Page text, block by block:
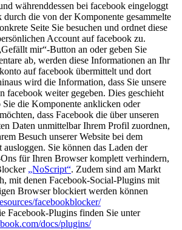
währenddessen bei facebook eingeloggt
durch die von der Komponente gesammelte
Seite Sie besuchen und ordnet diese
Account auf facebook zu.
mir“-Button an oder geben Sie
ab, werden diese Informationen an Ihr
auf facebook übermittelt und dort
wird die Information, dass Sie unsere
facebook weiter gegeben. Dies geschieht
die Komponente anklicken oder
dass Facebook die über unseren
Daten unmittelbar Ihrem Profil zuordnen,
Besuch unserer Website bei dem
ausloggen. Sie können das Laden der
für Ihren Browser komplett verhindern,
„NoScript“. Zudem sind am Markt
mit denen Facebook-Social-Plugins mit
Browser blockiert werden können
facebookblocker/
Facebook-Plugins finden Sie unter
docs/plugins/